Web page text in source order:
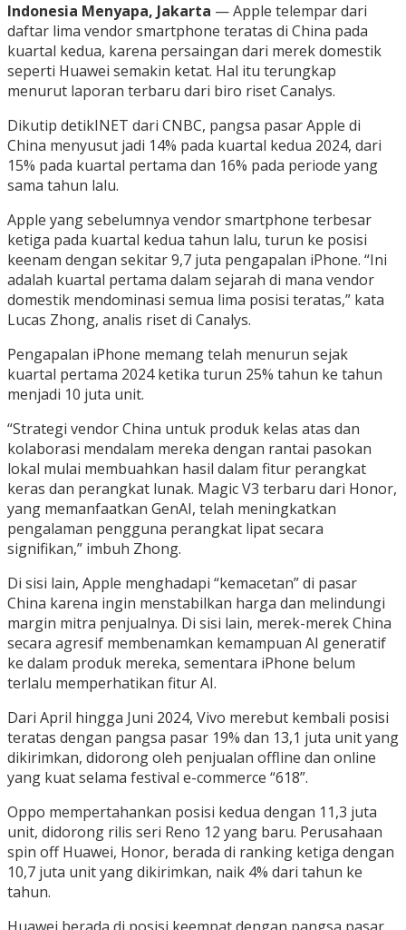
Indonesia Menyapa, Jakarta — Apple telempar dari
daftar lima vendor smartphone teratas di China pada
kuartal kedua, karena persaingan dari merek domestik
seperti Huawei semakin ketat. Hal itu terungkap
menurut laporan terbaru dari biro riset Canalys.
Dikutip detikINET dari CNBC, pangsa pasar Apple di
China menyusut jadi 14% pada kuartal kedua 2024, dari
15% pada kuartal pertama dan 16% pada periode yang
sama tahun lalu.
Apple yang sebelumnya vendor smartphone terbesar
ketiga pada kuartal kedua tahun lalu, turun ke posisi
keenam dengan sekitar 9,7 juta pengapalan iPhone. “Ini
adalah kuartal pertama dalam sejarah di mana vendor
domestik mendominasi semua lima posisi teratas,” kata
Lucas Zhong, analis riset di Canalys.
Pengapalan iPhone memang telah menurun sejak
kuartal pertama 2024 ketika turun 25% tahun ke tahun
menjadi 10 juta unit.
“Strategi vendor China untuk produk kelas atas dan
kolaborasi mendalam mereka dengan rantai pasokan
lokal mulai membuahkan hasil dalam fitur perangkat
keras dan perangkat lunak. Magic V3 terbaru dari Honor,
yang memanfaatkan GenAI, telah meningkatkan
pengalaman pengguna perangkat lipat secara
signifikan,” imbuh Zhong.
Di sisi lain, Apple menghadapi “kemacetan” di pasar
China karena ingin menstabilkan harga dan melindungi
margin mitra penjualnya. Di sisi lain, merek-merek China
secara agresif membenamkan kemampuan AI generatif
ke dalam produk mereka, sementara iPhone belum
terlalu memperhatikan fitur AI.
Dari April hingga Juni 2024, Vivo merebut kembali posisi
teratas dengan pangsa pasar 19% dan 13,1 juta unit yang
dikirimkan, didorong oleh penjualan offline dan online
yang kuat selama festival e-commerce “618”.
Oppo mempertahankan posisi kedua dengan 11,3 juta
unit, didorong rilis seri Reno 12 yang baru. Perusahaan
spin off Huawei, Honor, berada di ranking ketiga dengan
10,7 juta unit yang dikirimkan, naik 4% dari tahun ke
tahun.